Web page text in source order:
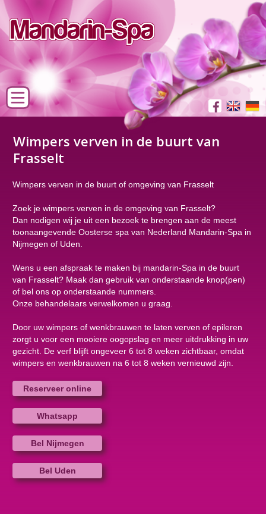
Wimpers verven in de buurt van
Frasselt
Wimpers verven in de buurt of omgeving van Frasselt
Zoek je wimpers verven in de omgeving van Frasselt?
Dan nodigen wij je uit een bezoek te brengen aan de meest
toonaangevende Oosterse spa van Nederland Mandarin-Spa in
Nijmegen of Uden.
Wens u een afspraak te maken bij mandarin-Spa in de buurt
van Frasselt? Maak dan gebruik van onderstaande knop(pen)
of bel ons op onderstaande nummers.
Onze behandelaars verwelkomen u graag.
Door uw wimpers of wenkbrauwen te laten verven of epileren
zorgt u voor een mooiere oogopslag en meer uitdrukking in uw
gezicht. De verf blijft ongeveer 6 tot 8 weken zichtbaar, omdat
wimpers en wenkbrauwen na 6 tot 8 weken vernieuwd zijn.
Reserveer online
Whatsapp
Bel Nijmegen
Bel Uden